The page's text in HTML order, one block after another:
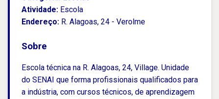
Atividade: Escola
Endereço: R. Alagoas, 24 - Verolme
Sobre
Escola técnica na R. Alagoas, 24, Village. Unidade
do SENAI que forma profissionais qualificados para
a indústria, com cursos técnicos, de aprendizagem